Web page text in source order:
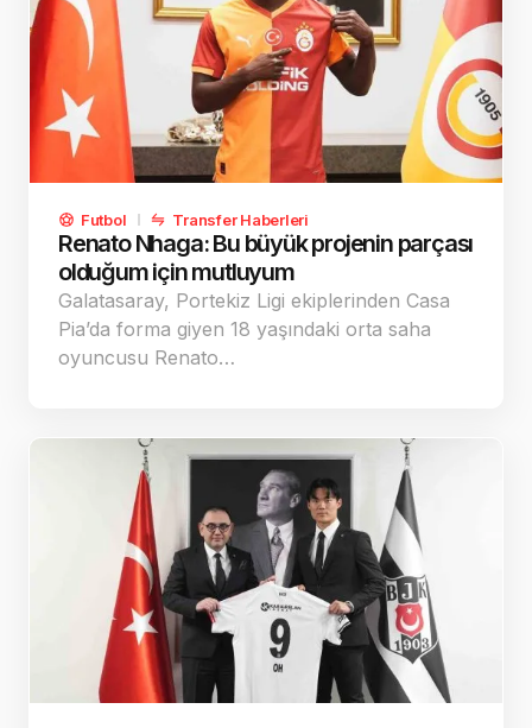
Futbol Transfer Haberleri
Renato Nhaga: Bu büyük projenin parçası
olduğum için mutluyum
Galatasaray, Portekiz Ligi ekiplerinden Casa
Pia’da forma giyen 18 yaşındaki orta saha
oyuncusu Renato…